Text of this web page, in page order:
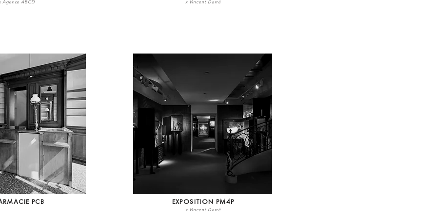
Agence ABCD
PCB
x Vincent Darré
EXPOSITION PM4P
x Vincent Darré